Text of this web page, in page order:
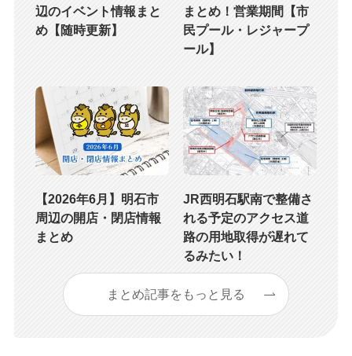
辺のイベント情報まと
め【随時更新】
まとめ！営業期間【市
民プール・レジャープ
ール】
【2026年6月】明石市
周辺の開店・閉店情報
まとめ
JR西明石駅南で整備さ
れる予定のアクセス道
路の用地取得が遅れて
るみたい！
まとめ記事をもっと見る